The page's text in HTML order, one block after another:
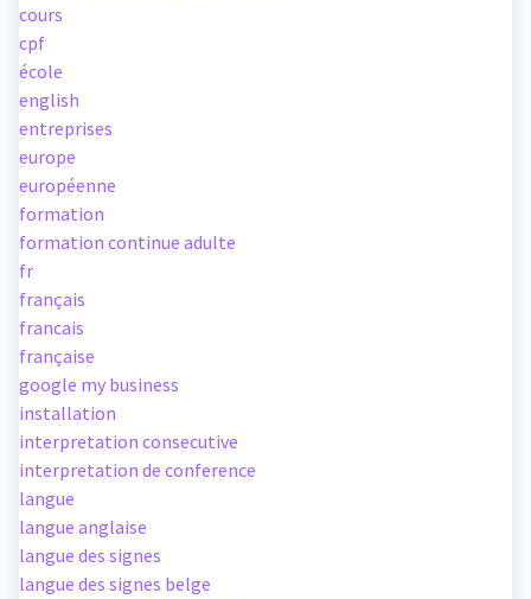
cours
cpf
école
english
entreprises
europe
européenne
formation
formation continue adulte
fr
français
francais
française
google my business
installation
interpretation consecutive
interpretation de conference
langue
langue anglaise
langue des signes
langue des signes belge